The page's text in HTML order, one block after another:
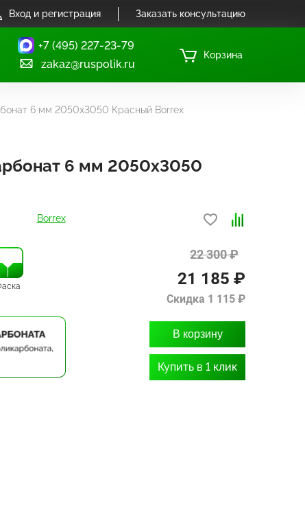
Вход и регистрация Заказать консультацию
+7 (495) 227-23-79
zakaz@ruspolik.ru
Корзина
6 мм 2050х3050 Красный Borrex
6 мм 2050х3050
Borrex
22 300 ₽
21 185 ₽
Скидка 1 115 ₽
В корзину
Купить в 1 клик